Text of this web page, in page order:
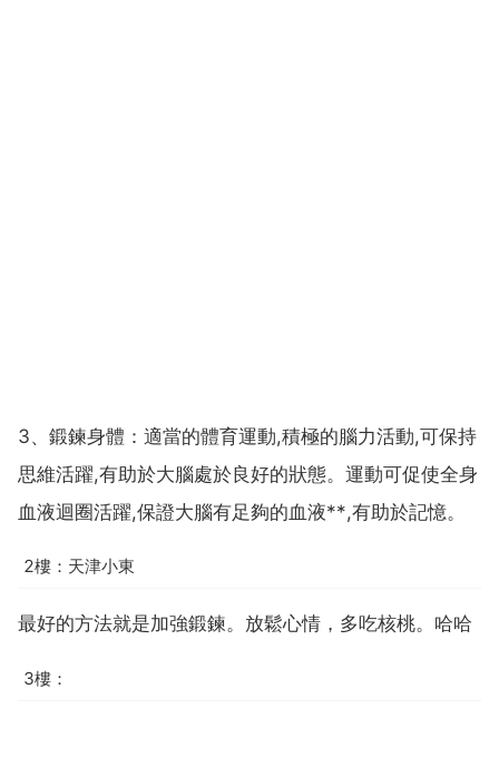
3、鍛鍊身體：適當的體育運動,積極的腦力活動,可保持
思維活躍,有助於大腦處於良好的狀態。運動可促使全身
血液迴圈活躍,保證大腦有足夠的血液**,有助於記憶。
2樓：天津小東
最好的方法就是加強鍛鍊。放鬆心情，多吃核桃。哈哈
3樓：